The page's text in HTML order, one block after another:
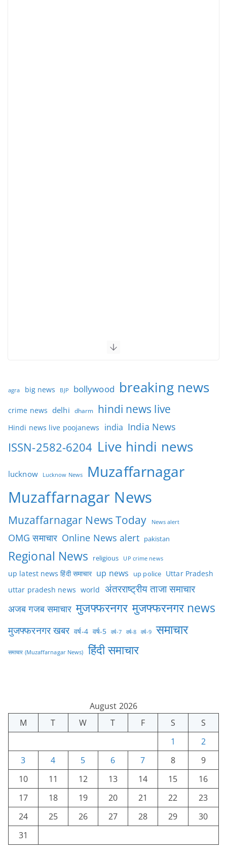
agra big news BJP bollywood breaking news
crime news delhi dharm hindi news live
Hindi news live poojanews india India News
ISSN-2582-6204 Live hindi news
lucknow Lucknow News Muzaffarnagar
Muzaffarnagar News
Muzaffarnagar News Today News alert
OMG समाचार Online News alert pakistan
Regional News religious UP crime news
up latest news हिंदी समाचार up news up police Uttar Pradesh
uttar pradesh news world अंतरराष्ट्रीय ताजा समाचार
अजब गजब समाचार मुजफ्फरनगर मुजफ्फरनगर news
मुजफ्फरनगर खबर वर्ष-4 वर्ष-5 वर्ष-7 वर्ष-8 वर्ष-9 समाचार
समाचार (Muzaffarnagar News) हिंदी समाचार
August 2026
M
T W T F S
S
1
2
3
4 5 6 7 8
9
10
11 12 13 14 15
16
17
18 19 20 21 22
23
24
25 26 27 28 29
30
31